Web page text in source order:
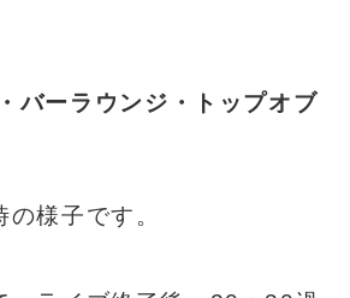
バーラウンジ・トップオブ
様子です。